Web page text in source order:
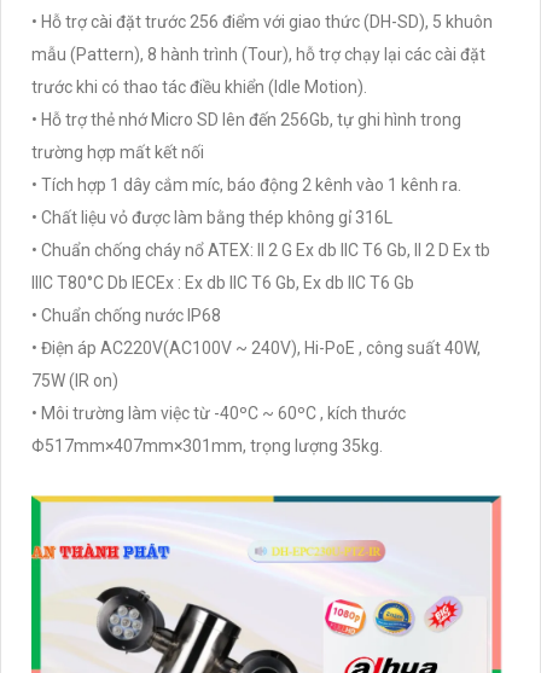
• Hỗ trợ cài đặt trước 256 điểm với giao thức (DH-SD), 5 khuôn
mẫu (Pattern), 8 hành trình (Tour), hỗ trợ chạy lại các cài đặt
trước khi có thao tác điều khiển (Idle Motion).
• Hỗ trợ thẻ nhớ Micro SD lên đến 256Gb, tự ghi hình trong
trường hợp mất kết nối
• Tích hợp 1 dây cắm míc, báo động 2 kênh vào 1 kênh ra.
• Chất liệu vỏ được làm bằng thép không gỉ 316L
• Chuẩn chống cháy nổ ATEX: II 2 G Ex db IIC T6 Gb, II 2 D Ex tb
IIIC T80°C Db IECEx : Ex db IIC T6 Gb, Ex db IIC T6 Gb
• Chuẩn chống nước IP68
• Điện áp AC220V(AC100V ~ 240V), Hi-PoE , công suất 40W,
75W (IR on)
• Môi trường làm việc từ -40ºC ~ 60ºC , kích thước
Φ517mm×407mm×301mm, trọng lượng 35kg.